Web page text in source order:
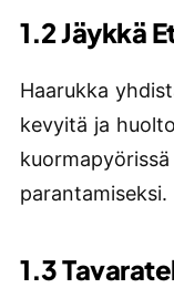
1.2 Jäykkä
Haarukka
kevyitä ja
parantamiseksi.
1.3